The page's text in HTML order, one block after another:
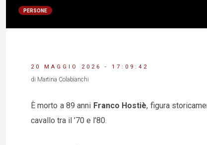
PERSONE
20 MAGGIO 2026 - 17:09:42
di Martina Colabianchi
È morto a 89 anni Franco Hostiè, figura
cavallo tra il ’70 e l’80.